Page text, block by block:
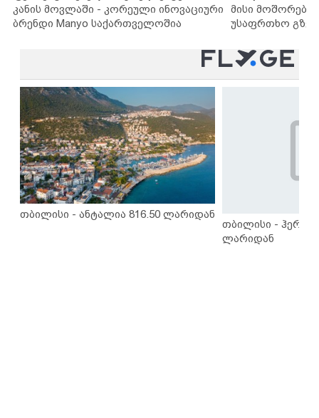
კანის მოვლაში - კორეული ინოვაციური
ბრენდი Manyo საქართველოშია
მისი
უსაფრთხო
თბილისი - ანტალია 816.50 ლარიდან
თბილისი -
ლარიდან